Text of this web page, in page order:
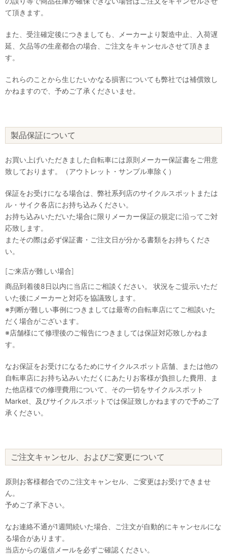
て頂きます。
また、受注確定後につきましても、メーカーより製造中止、入荷遅
延、欠品等の生産都合の場合、ご注文をキャンセルさせて頂きま
す。
これらのことから生じたいかなる損害についても弊社では補償致し
かねますので、予めご了承くださいませ。
製品保証について
お買い上げいただきました自転車には原則メーカー保証書をご用意
致しております。（アウトレット・サンプル車除く）
保証をお受けになる場合は、弊社系列店のサイクルスポットまたは
ル・サイク各店にお持ち込みください。
お持ち込みいただいた場合に限りメーカー保証の規定に沿ってご対
応致します。
またその際は必ず保証書・ご注文日が分かる書類をお持ちくださ
い。
[ご来店が難しい場合]
商品到着後8日以内に当店にご相談ください。 状況をご提示いただ
いた後にメーカーと対応を協議致します。
※判断が難しい事例につきましては最寄の自転車店にてご相談いた
だく場合がございます。
※店舗様にて修理後のご報告につきましては保証対応致しかねま
す。
なお保証をお受けになるためにサイクルスポット店舗、または他の
自転車店にお持ち込みいただくにあたりお客様が負担した費用、ま
た他店様での修理費用について、その一切をサイクルスポット
Market、及びサイクルスポットでは保証致しかねますので予めご了
承ください。
ご注文キャンセル、およびご変更について
原則お客様都合でのご注文キャンセル、ご変更はお受けできませ
ん。
予めご了承下さい。
なお連絡不通が1週間続いた場合、ご注文が自動的にキャンセルにな
る場合があります。
当店からの返信メールを必ずご確認ください。